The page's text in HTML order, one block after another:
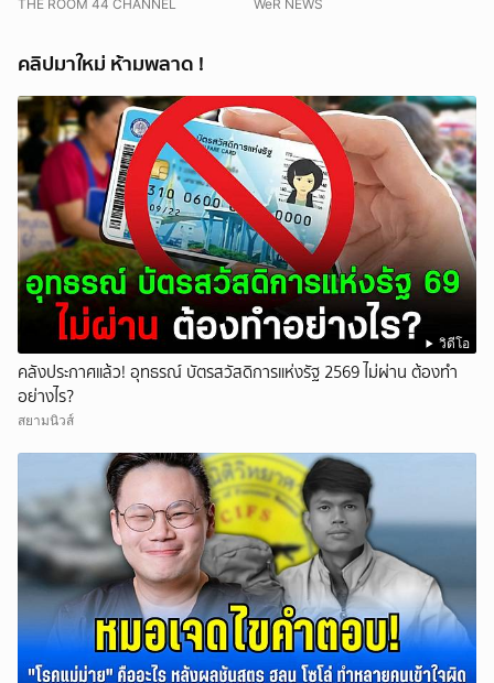
THE ROOM 44 CHANNEL WeR NEWS
คลิปมาใหม่ ห้ามพลาด !
วิดีโอ
คลังประกาศแล้ว! อุทธรณ์ บัตรสวัสดิการแห่งรัฐ 2569 ไม่ผ่าน ต้องทำ
อย่างไร?
สยามนิวส์